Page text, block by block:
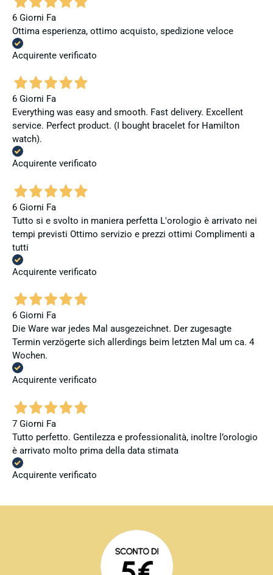
6 Giorni Fa
Ottima esperienza, ottimo acquisto, spedizione veloce
Acquirente verificato
6 Giorni Fa
Everything was easy and smooth. Fast delivery. Excellent
service. Perfect product. (I bought bracelet for Hamilton
watch).
Acquirente verificato
6 Giorni Fa
Tutto si e svolto in maniera perfetta L'orologio è arrivato nei
tempi previsti Ottimo servizio e prezzi ottimi Complimenti a
tutti
Acquirente verificato
6 Giorni Fa
Die Ware war jedes Mal ausgezeichnet. Der zugesagte
Termin verzögerte sich allerdings beim letzten Mal um ca. 4
Wochen.
Acquirente verificato
7 Giorni Fa
Tutto perfetto. Gentilezza e professionalità, inoltre l’orologio
è arrivato molto prima della data stimata
Acquirente verificato